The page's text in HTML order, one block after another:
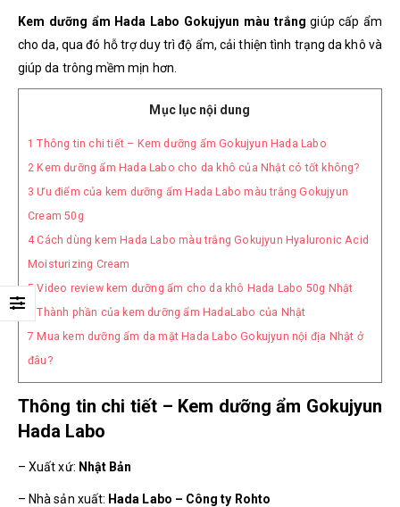
Kem dưỡng ẩm Hada Labo Gokujyun màu trắng giúp cấp ẩm
cho da, qua đó hỗ trợ duy trì độ ẩm, cải thiện tình trạng da khô và
giúp da trông mềm mịn hơn.
Mục lục nội dung
1 Thông tin chi tiết – Kem dưỡng ẩm Gokujyun Hada Labo
2 Kem dưỡng ẩm Hada Labo cho da khô của Nhật có tốt không?
3 Ưu điểm của kem dưỡng ẩm Hada Labo màu trắng Gokujyun
Cream 50g
4Cách dùng kem Hada Labo màu trắng Gokujyun Hyaluronic Acid
Moisturizing Cream
5 Video review kem dưỡng ẩm cho da khô Hada Labo 50g Nhật
Thành phần của kem dưỡng ẩm HadaLabo của Nhật
7 Mua kem dưỡng ẩm da mặt Hada Labo Gokujyun nội địa Nhật ở
đâu?
Thông tin chi tiết – Kem dưỡng ẩm Gokujyun
Hada Labo
– Xuất xứ: Nhật Bản
– Nhà sản xuất: Hada Labo – Công ty Rohto